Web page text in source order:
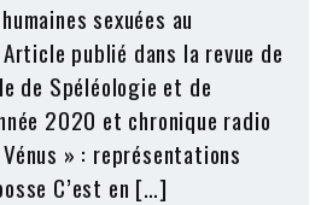
sexuées au
publié dans la revue de
de Spéléologie et de
2020 et chronique radio
» : représentations
C’est en […]